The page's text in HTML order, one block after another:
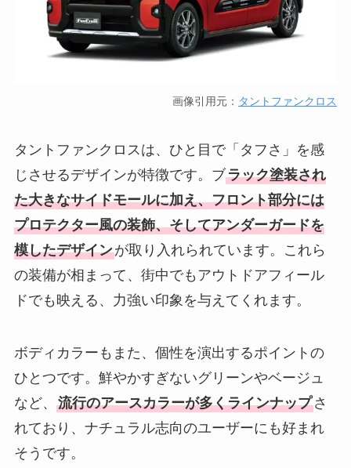
画像引用元： タントファンクロス
タントファンクロスは、ひと目で「タフさ」を感
じさせるデザインが特徴です。ブラック塗装され
た大きなサイドモールに加え、フロント部分には
プロテクター風の装飾、そしてアンダーガードを
模したデザインが取り入れられています。これら
の装備が相まって、街中でもアウトドアフィール
ドでも映える、力強い印象を与えてくれます。
ボディカラーもまた、個性を演出するポイントの
ひとつです。鮮やかすぎないグリーンやベージュ
など、 流行のアースカラーが多くラインナップさ
れており、ナチュラル志向のユーザーにも好まれ
そうです。